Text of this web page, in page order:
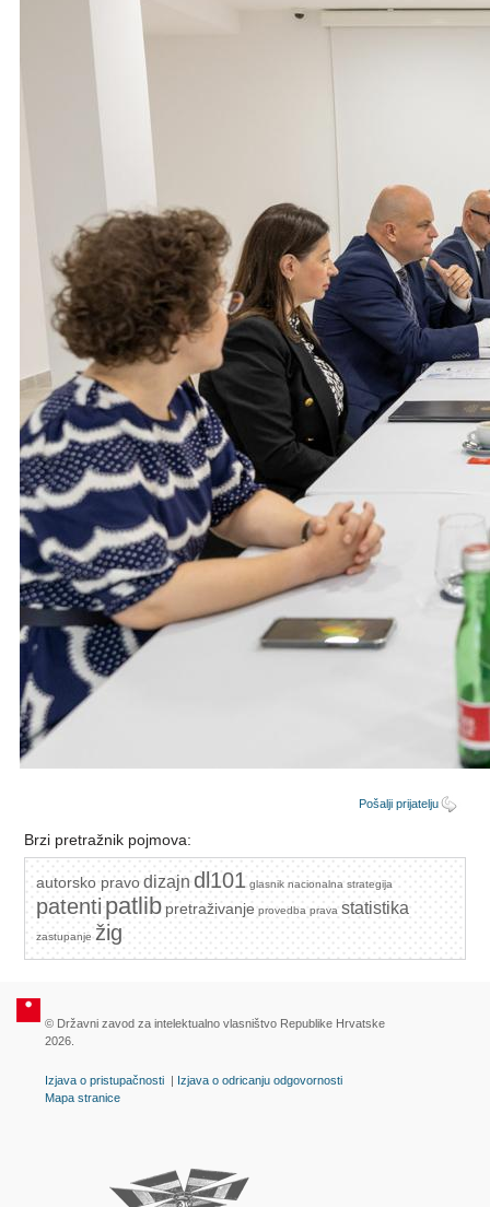
Pošalji prijatelju
Brzi pretražnik pojmova:
autorsko pravo dizajn dl101 glasnik nacionalna strategija
patenti patlib pretraživanje provedba prava statistika
zastupanje žig
© Državni zavod za intelektualno vlasništvo Republike Hrvatske
2026.
Izjava o pristupačnosti | Izjava o odricanju odgovornosti
Mapa stranice